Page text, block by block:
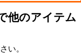
他のアイテム
い。